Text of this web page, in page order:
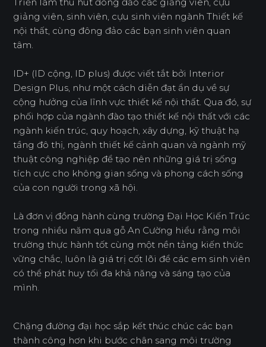
Triển lãm thu hút đông đảo các giảng viên, cựu
giảng viên, sinh viên, cựu sinh viên ngành Thiết kế
nội thất, cùng đông đảo các bạn sinh viên quan
tâm.
ID+ (ID cộng, ID plus) được viết tắt bởi Interior
Design Plus, như một cách diễn đạt ẩn dụ về sự
cộng hưởng của lĩnh vực thiết kế nội thất. Qua đó, sự
phối hợp của ngành đào tạo thiết kế nội thất với các
ngành kiến trúc, quy hoạch, xây dựng, kỹ thuật hạ
tầng đô thị, ngành thiết kế cảnh quan và ngành mỹ
thuật công nghiệp để tạo nên những giá trị sống
tích cực cho không gian sống và phong cách sống
của con người trong xã hội.
Là đơn vị đồng hành cùng trường Đại Học Kiến Trúc
trong nhiều năm qua gỗ An Cường hiểu rằng môi
trường thực hành tốt cùng một nền tảng kiến thức
vững chắc, luôn là giá trị cốt lõi để các em sinh viên
có thể phát huy tối đa khả năng và sáng tạo của
mình.
Chặng đường đại học sắp kết thúc chúc các bạn
thành công hơn khi bước chân sang môi trường